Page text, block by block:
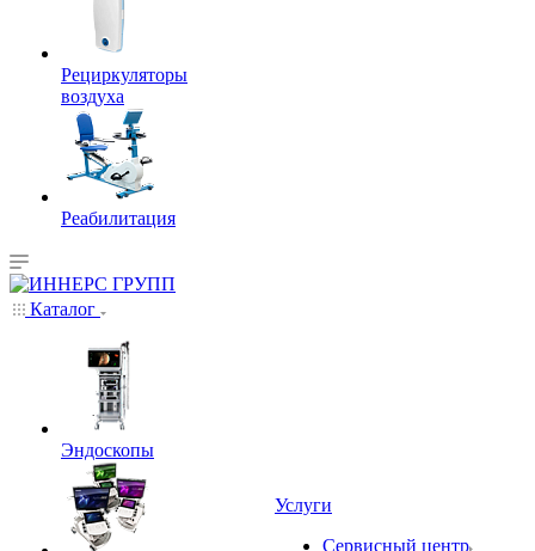
Рециркуляторы
воздуха
Реабилитация
Каталог
Эндоскопы
Услуги
Сервисный центр